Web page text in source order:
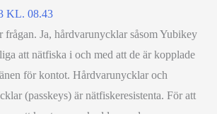
KL. 08.43
frågan. Ja, hårdvarunycklar såsom Yubikey
att nätfiska i och med att de är kopplade
för kontot. Hårdvarunycklar och
(passkeys) är nätfiskeresistenta. För att